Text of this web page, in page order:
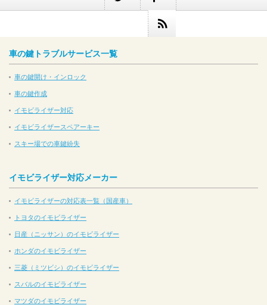
車の鍵トラブルサービス一覧
車の鍵開け・インロック
車の鍵作成
イモビライザー対応
イモビライザースペアーキー
スキー場での車鍵紛失
イモビライザー対応メーカー
イモビライザーの対応表一覧（国産車）
トヨタのイモビライザー
日産（ニッサン）のイモビライザー
ホンダのイモビライザー
三菱（ミツビシ）のイモビライザー
スバルのイモビライザー
マツダのイモビライザー